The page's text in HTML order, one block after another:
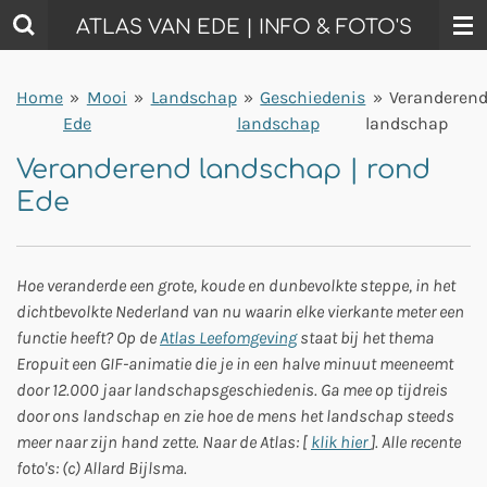
Ga
direct
de
hoofdinhoud
ATLAS VAN EDE | INFO & FOTO'S
Home » Mooi
Ede
» Landschap » Geschiedenis
landschap
»
landschap
Veranderend landschap | rond
Ede
Hoe veranderde een grote, koude en dunbevolkte steppe, in het
dichtbevolkte Nederland van nu waarin elke vierkante meter een
functie heeft? Op deAtlas Leefomgevingstaat bij het thema
Eropuit een GIF-animatie die je in een halve minuut meeneemt
door 12.000 jaar landschapsgeschiedenis. Ga mee op tijdreis
door ons landschap en zie hoe de mens het landschap steeds
meer naar zijn hand zette. Naar de Atlas: [ klik hier]. Alle recente
foto's: (c) Allard Bijlsma.